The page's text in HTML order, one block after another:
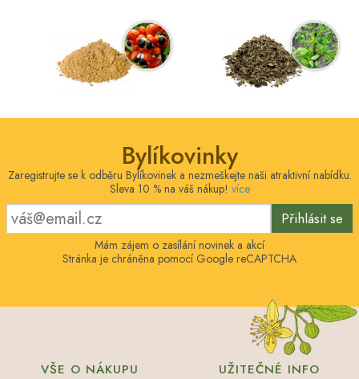
Bylíkovinky
Zaregistrujte se k odběru Bylíkovinek a nezmeškejte naši atraktivní nabídku.
Sleva 10 % na váš nákup! více
Přihlásit se
Mám zájem o zasílání novinek a akcí
Stránka je chráněna pomocí Google reCAPTCHA
VŠE O NÁKUPU UŽITEČNÉ INFO